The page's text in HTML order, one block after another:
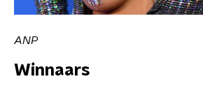
ANP
Winnaars